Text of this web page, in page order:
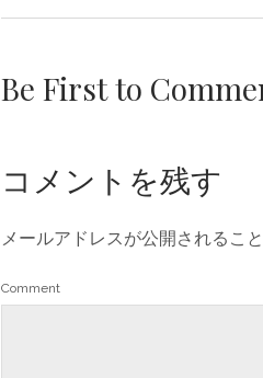
Be First to
コメントを残す
メールアドレスが公開されるこ
Comment